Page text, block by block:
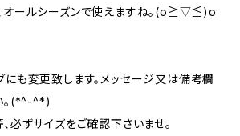
オールシーズンで使えますね。(σ≧▽≦)σ
も変更致します。メッセージ又は備考欄
。(*^-^*)
必ずサイズをご確認下さいませ。